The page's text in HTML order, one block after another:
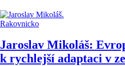
Rakovnicko
Jaroslav Mikoláš:
k rychlejší adaptaci v